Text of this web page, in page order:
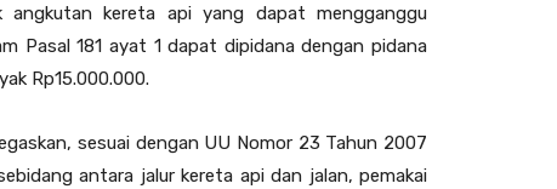
kereta api yang dapat mengganggu
Pasal 181 ayat 1 dapat dipidana dengan pidana
Rp15.000.000.
sesuai dengan UU Nomor 23 Tahun 2007
antara jalur kereta api dan jalan, pemakai